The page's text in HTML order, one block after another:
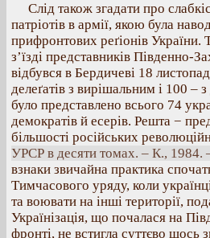
Слід також згадати про
патріотів в армії, якою була
прифронтових реґіонів
з’їзді представників Південно-
відбувся в Бердичеві 18
делеґатів з вирішальним і 100 –
було представлено всього 74
демократів й есерів. Решта −
більшості російських
УРСР в десяти томах. – К., 1984.
взнаки звичайна практика
Тимчасового уряду, коли
та воювати на інші території,
Українізація, що почалася на
фронті, не встигла суттєво щось